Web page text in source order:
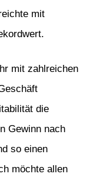
mit
mit zahlreichen
die
Gewinn nach
so einen
möchte allen